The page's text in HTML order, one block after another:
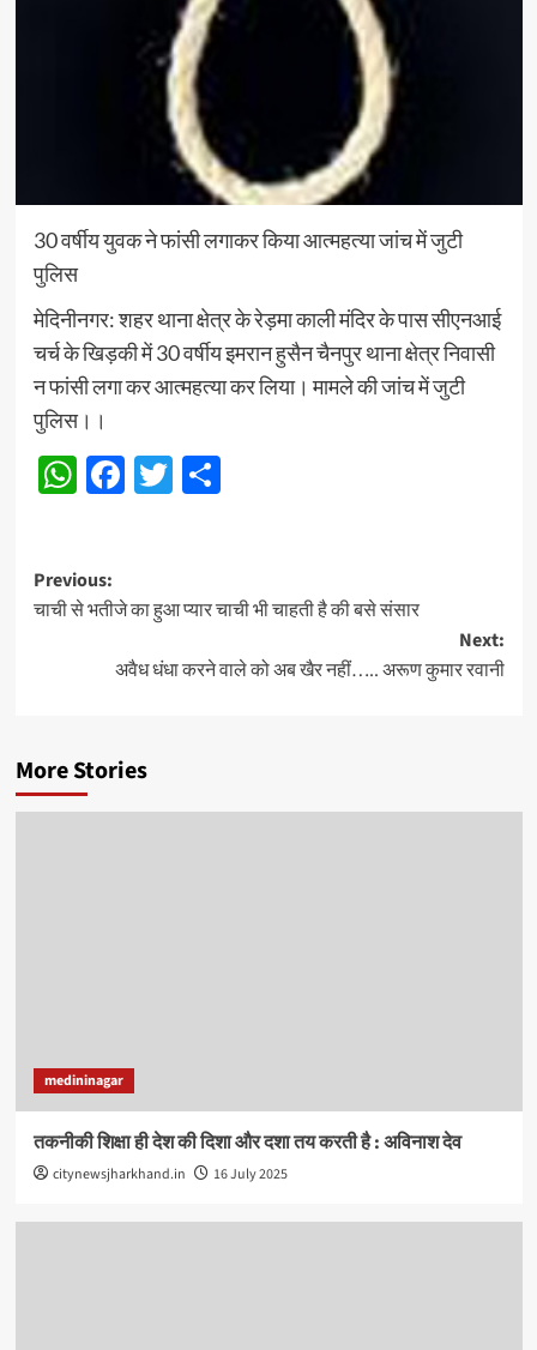
30 वर्षीय युवक ने फांसी लगाकर किया आत्महत्या जांच में जुटी
पुलिस
मेदिनीनगर: शहर थाना क्षेत्र के रेड़मा काली मंदिर के पास सीएनआई
चर्च के खिड़की में 30 वर्षीय इमरान हुसैन चैनपुर थाना क्षेत्र निवासी
न फांसी लगा कर आत्महत्या कर लिया। मामले की जांच में जुटी
पुलिस।।
WhatsApp
Facebook
Twitter
Share
Post
navigation
Previous:
चाची से भतीजे का हुआ प्यार चाची भी चाहती है की बसे संसार
Next:
अवैध धंधा करने वाले को अब खैर नहीं….. अरूण कुमार रवानी
More Stories
medininagar
तकनीकी शिक्षा ही देश की दिशा और दशा तय करती है : अविनाश देव
citynewsjharkhand.in 16 July 2025